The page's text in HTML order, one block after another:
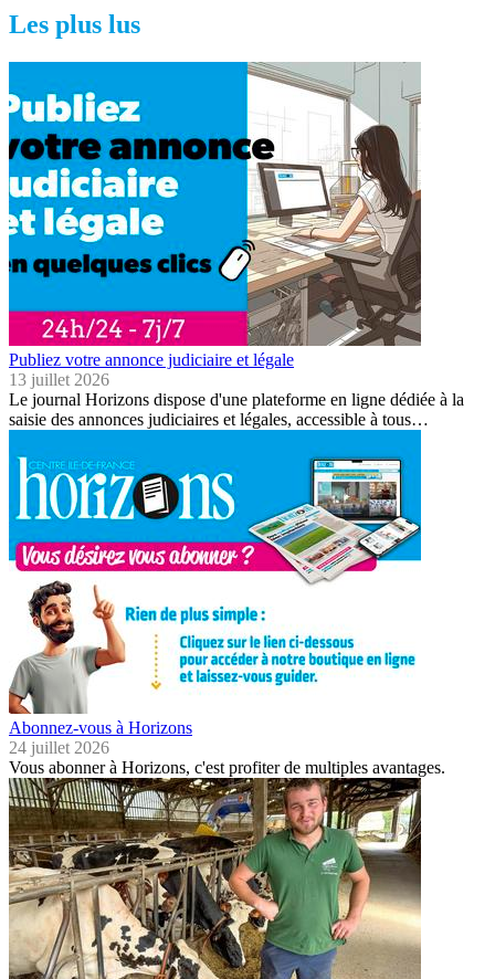
Les plus lus
Publiez votre annonce judiciaire et légale
13 juillet 2026
Le journal Horizons dispose d'une plateforme en ligne dédiée à la
saisie des annonces judiciaires et légales, accessible à tous…
Abonnez-vous à Horizons
24 juillet 2026
Vous abonner à Horizons, c'est profiter de multiples avantages.